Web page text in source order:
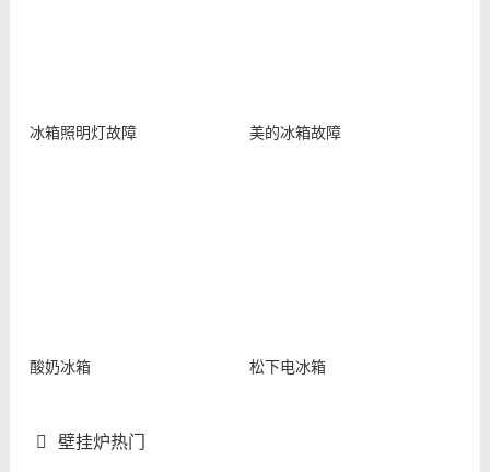
冰箱照明灯故障 美的冰箱故障
酸奶冰箱 松下电冰箱
壁挂炉热门